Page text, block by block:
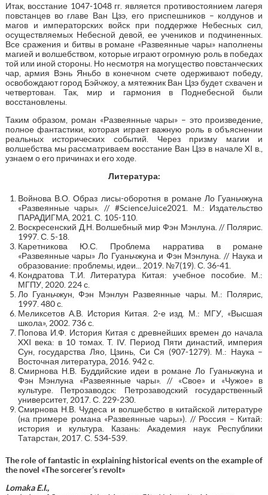
Итак, восстание 1047-1048 гг. является противостоянием лагеря
повстанцев во главе Ван Цзэ, его приспешников – колдунов и
магов и императорских войск при поддержке Небесных сил,
осуществляемых Небесной девой, ее учеников и подчиненных.
Все сражения и битвы в романе «Развеянные чары» наполнены
магией и волшебством, которые играют огромную роль в победах
той или иной стороны. Но несмотря на могущество повстанческих
чар, армия Вэнь Яньбо в конечном счете одерживают победу,
освобождают город Бэйчжоу, а мятежник Ван Цзэ будет схвачен и
четвертован. Так, мир и гармония в Поднебесной были
восстановлены.
Таким образом, роман «Развеянные чары» – это произведение,
полное фантастики, которая играет важную роль в объяснении
реальных исторических событий. Через призму магии и
волшебства мы рассматриваем восстание Ван Цзэ в начале XI в.,
узнаем о его причинах и его ходе.
Литература:
Войнова В.О. Образ лисы-оборотня в романе Ло Гуаньчжуна
«Развеянные чары». // #ScienceJuice2021. М.: Издательство
ПАРАДИГМА, 2021. С. 105-110.
Воскресенский Д.Н. Волшебный мир Фэн Мэнлуна. // Полярис.
1997. С. 5-18.
Каретникова Ю.С. Проблема нарратива в романе
«Развеянные чары» Ло Гуаньчжуна и Фэн Мэнлуна. // Наука и
образование: проблемы, идеи... 2019. №7(19). С. 36-41.
Кондратова Т.И. Литература Китая: учебное пособие. М.:
МГПУ, 2020. 224 с.
Ло Гуаньчжун, Фэн Мэнлун Развеянные чары. М.: Полярис,
1997. 480 с.
Меликсетов А.В. История Китая. 2-е изд. М.: МГУ, «Высшая
школа», 2002. 736 с.
Попова И.Ф. История Китая с древнейших времен до начала
XXI века: в 10 томах. T. IV. Период Пяти династий, империя
Сун, государства Ляо, Цзинь, Си Ся (907-1279). М.: Наука –
Восточная литература, 2016. 942 с.
Смирнова Н.В. Буддийские идеи в романе Ло Гуаньчжуна и
Фэн Мэнлуна «Развеянные чары». // «Свое» и «Чужое» в
культуре. Петрозаводск: Петрозаводский государственный
университет, 2017. С. 229-230.
Смирнова Н.В. Чудеса и волшебство в китайской литературе
(на примере романа «Развеянные чары»). // Россия – Китай:
история и культура. Казань: Академия наук Республики
Татарстан, 2017. С. 534-539.
The role of fantastic in explaining historical events on the example of
the novel «The sorcerer’s revolt»
Lomaka E.I.,